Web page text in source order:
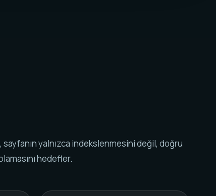
sayfanın yalnızca indekslenmesini değil, doğru
hedefler.